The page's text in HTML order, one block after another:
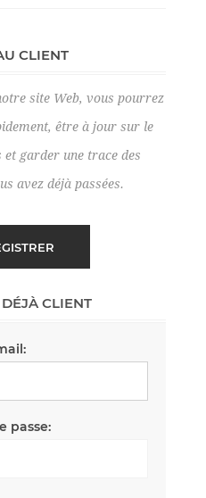
CLIENT
site Web, vous pourrez
être à jour sur le
et garder une trace des
avez déjà passées.
CLIENT
passe: